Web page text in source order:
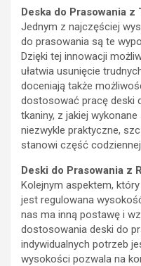
Deska do Prasowania z
Jednym z najczęściej
do prasowania są te
Dzięki tej innowacji
ułatwia usunięcie
doceniają także
dostosować pracę deski
tkaniny, z jakiej
niezwykle praktyczne,
stanowi część
Deski do Prasowania z
Kolejnym aspektem,
jest regulowana
nas ma inną postawę i
dostosowania deski do
indywidualnych potrzeb
wysokości pozwala na